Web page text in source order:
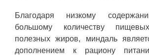
Благодаря низкому
большому количеству
полезных жиров, миндаль
дополнением к рациону